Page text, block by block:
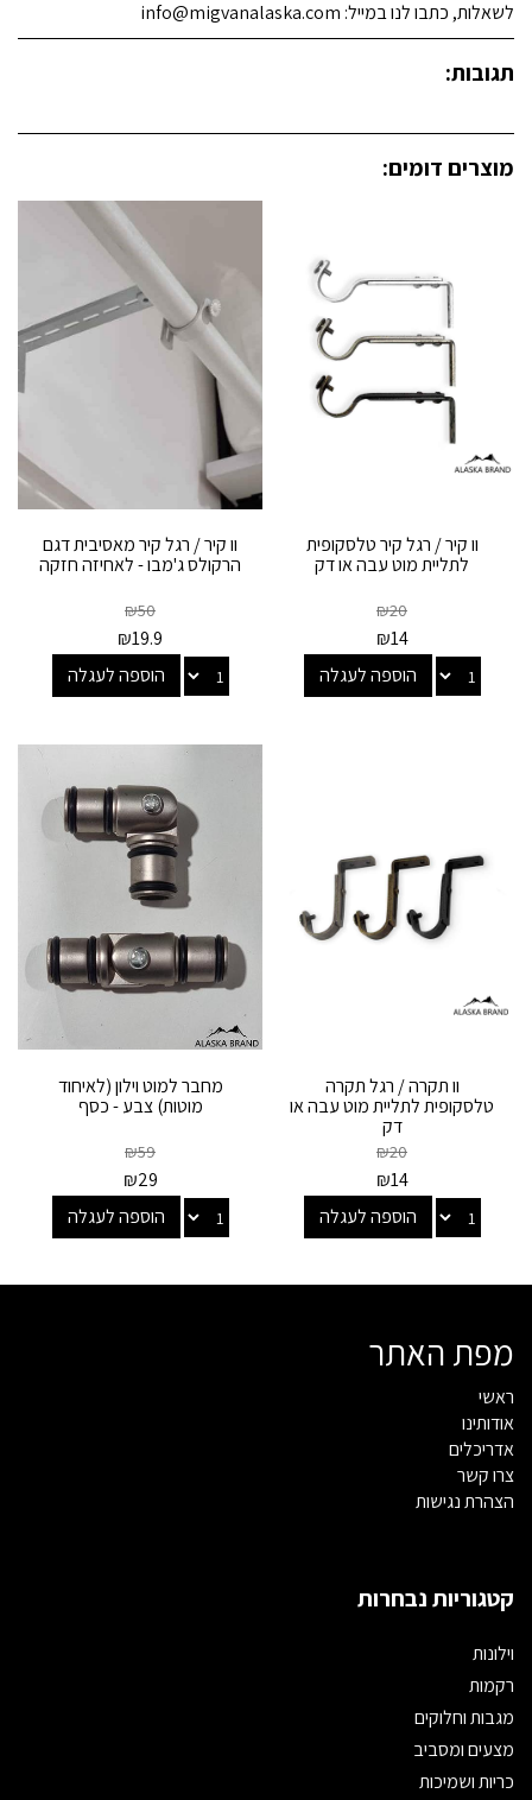
לשאלות, כתבו לנו במייל: info@migvanalaska.com
תגובות:
מוצרים דומים:
וו קיר / רגל קיר טלסקופית
לתליית מוט עבה או דק
₪20
₪14
הוספה לעגלה
וו קיר / רגל קיר מאסיבית דגם
הרקולס ג'מבו - לאחיזה חזקה
₪50
₪19.9
הוספה לעגלה
וו תקרה / רגל תקרה
טלסקופית לתליית מוט עבה או
דק
₪20
₪14
הוספה לעגלה
מחבר למוט וילון (לאיחוד
מוטות) צבע - כסף
₪59
₪29
הוספה לעגלה
מפת האתר
ראשי
אודותינו
אדריכלים
צרו קשר
הצהרת נגישות
קטגוריות נבחרות
וילונות
רקמות
מגבות וחלוקים
מצעים ומסביב
כריות ושמיכות